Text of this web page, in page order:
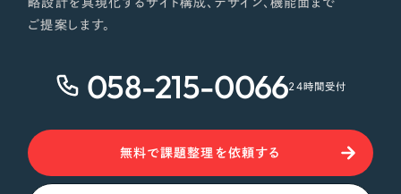
オレンジ・橙色
イエロー・黄色
ブルー・青色
略設計を具現化するサイト構成、デザイン、機能面まで
ご提案します。
058-215-006624時間受付
無料で課題整理を依頼する